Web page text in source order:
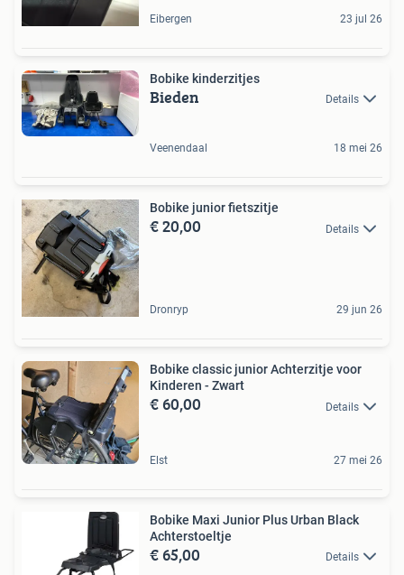
Eibergen 23 jul 26
Bobike kinderzitjes
Bieden Details
Veenendaal 18 mei 26
Bobike junior fietszitje
€ 20,00 Details
Dronryp 29 jun 26
Bobike classic junior Achterzitje voor
Kinderen - Zwart
€ 60,00 Details
Elst 27 mei 26
Bobike Maxi Junior Plus Urban Black
Achterstoeltje
€ 65,00 Details